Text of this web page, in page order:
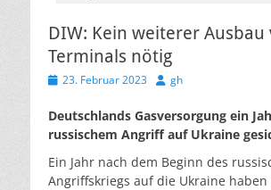
DIW: Kein weiterer Ausbau
Terminals nötig
Veröffentlicht
23. Februar 2023 Autor
gh
Deutschlands Gasversorgung ein
russischem Angriff auf Ukraine
Ein Jahr nach dem Beginn des
Angriffskriegs auf die Ukraine haben